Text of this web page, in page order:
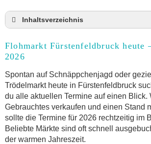
Inhaltsverzeichnis
2026
Online-Flohmarkt Fürstenfeldbruck
Welche Trödelmarkt-Typen gibt
Aktuelle Flohmarkt-Termine für
und Umgebung
Kleinanzeigen Fürstenfeldbruck
zum Trödelmarkt
Flohmarkt Fürstenfeldbruck heute
2026
Spontan auf Schnäppchenjagd oder
Trödelmarkt heute in Fürstenfeldbruck
du alle aktuellen Termine auf einen Blick.
Gebrauchtes verkaufen und einen Stand
sollte die Termine für 2026 rechtzeitig im
Beliebte Märkte sind oft schnell
der warmen Jahreszeit.